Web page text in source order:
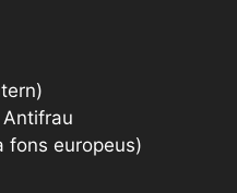
fons europeus)